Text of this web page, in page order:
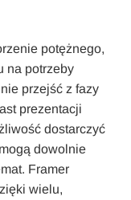
potężnego,
na potrzeby
przejść z fazy
prezentacji
dostarczyć
dowolnie
Framer
wielu,